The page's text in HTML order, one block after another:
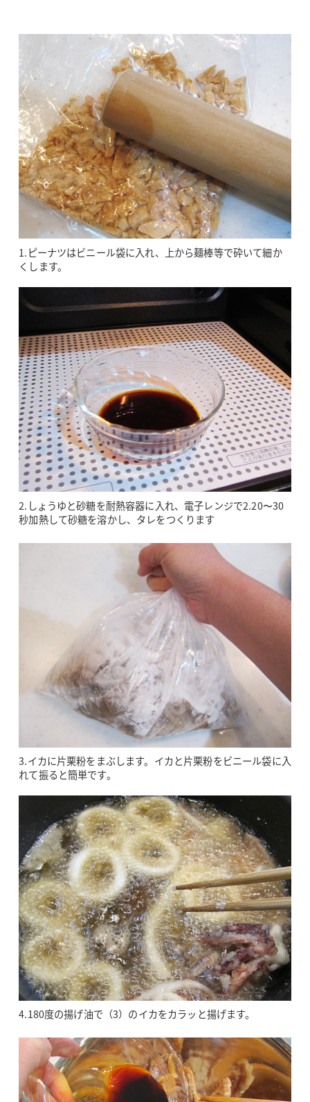
1.ピーナツはビニール袋に入れ、上から麺棒等で砕いて細か
くします。
2.しょうゆと砂糖を耐熱容器に入れ、電子レンジで2.20〜30
秒加熱して砂糖を溶かし、タレをつくります
3.イカに片栗粉をまぶします。イカと片栗粉をビニール袋に入
れて振ると簡単です。
4.180度の揚げ油で（3）のイカをカラッと揚げます。